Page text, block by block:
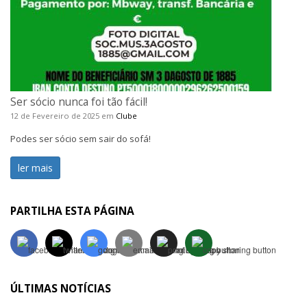
Ser sócio nunca foi tão fácil!
12 de Fevereiro de 2025 em Clube
Podes ser sócio sem sair do sofá!
ler mais
PARTILHA ESTA PÁGINA
ÚLTIMAS NOTÍCIAS